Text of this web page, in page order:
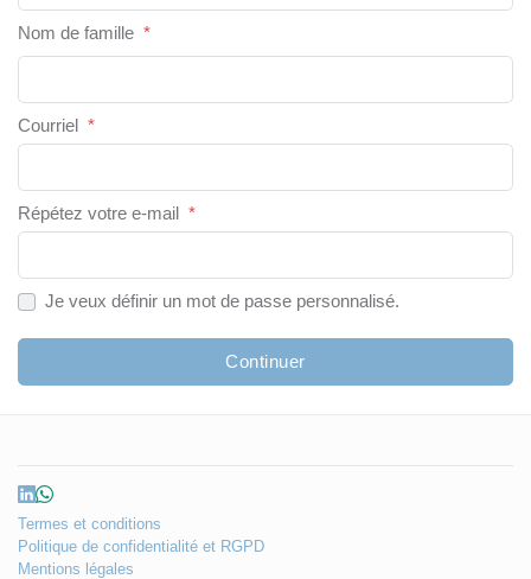
Nom de famille *
Courriel *
Répétez votre e-mail *
Je veux définir un mot de passe personnalisé.
Continuer
Termes et conditions
Politique de confidentialité et RGPD
Mentions légales